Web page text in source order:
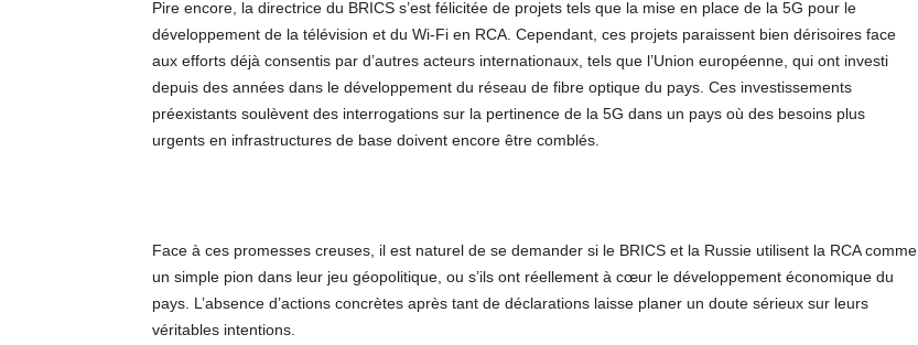
Pire encore, la directrice du BRICS s’est félicitée de projets tels que la mise en place de la 5G pour le
développement de la télévision et du Wi-Fi en RCA. Cependant, ces projets paraissent bien dérisoires face
aux efforts déjà consentis par d’autres acteurs internationaux, tels que l’Union européenne, qui ont investi
depuis des années dans le développement du réseau de fibre optique du pays. Ces investissements
préexistants soulèvent des interrogations sur la pertinence de la 5G dans un pays où des besoins plus
urgents en infrastructures de base doivent encore être comblés.
Face à ces promesses creuses, il est naturel de se demander si le BRICS et la Russie utilisent la RCA comme
un simple pion dans leur jeu géopolitique, ou s’ils ont réellement à cœur le développement économique du
pays. L’absence d’actions concrètes après tant de déclarations laisse planer un doute sérieux sur leurs
véritables intentions.